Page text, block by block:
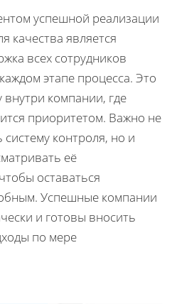
успешной реализации
качества является
всех сотрудников
этапе процесса. Это
внутри компании, где
приоритетом. Важно не
контроля, но и
её
оставаться
Успешные компании
и готовы вносить
по мере